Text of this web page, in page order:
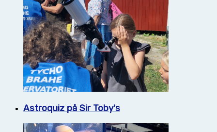
Astroquiz på Sir Toby's